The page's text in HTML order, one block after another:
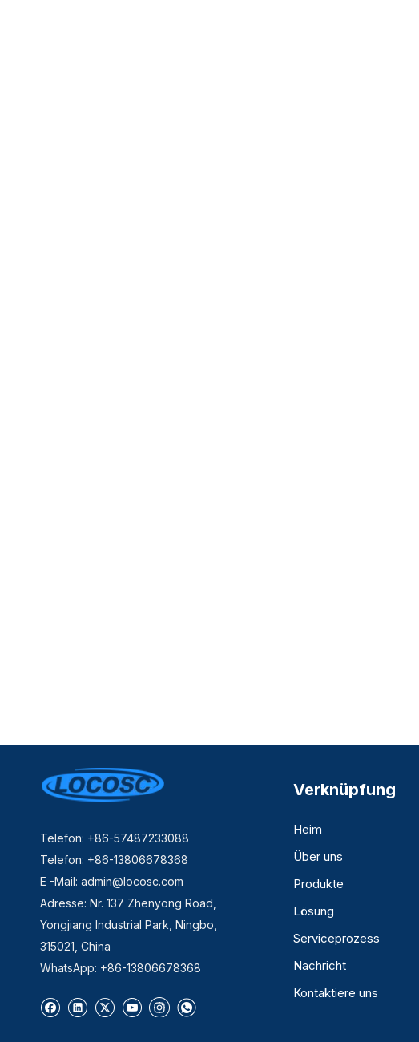
Telefon: +86-57487233088
Telefon: +86-13806678368
E -Mail: admin@locosc.com
Adresse: Nr. 137 Zhenyong Road,
Yongjiang Industrial Park, Ningbo,
315021, China
WhatsApp: +86-13806678368
Verknüpfung
Heim
Über uns
Produkte
Lösung
Serviceprozess
Nachricht
Kontaktiere uns